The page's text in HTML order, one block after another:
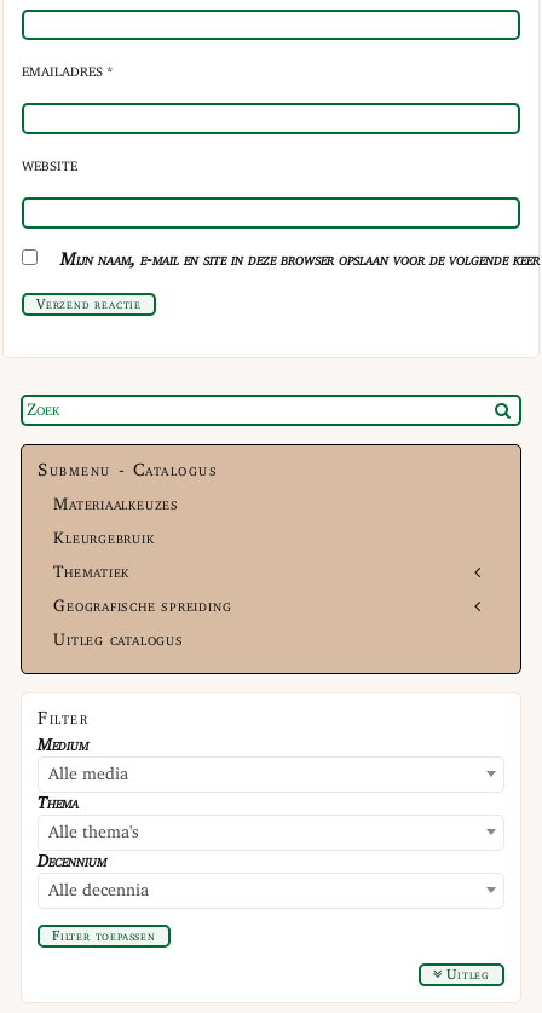
EMAILADRES *
WEBSITE
Mijn naam, e-mail en site in deze browser opslaan voor de volgende
Verzend reactie
Submenu - Catalogus
Materiaalkeuzes
Kleurgebruik
Thematiek
Geografische spreiding
Uitleg catalogus
Filter
Medium
Alle media
Thema
Alle thema's
Decennium
Alle decennia
Filter toepassen
Uitleg